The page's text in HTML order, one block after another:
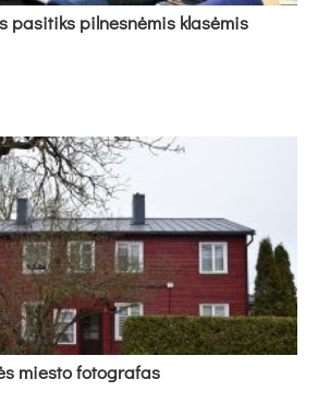
pa­si­tiks pil­nes­nė­mis kla­sė­mis
mies­to fo­tog­ra­fas